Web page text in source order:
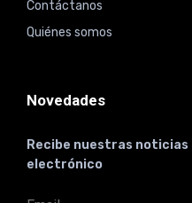
Contáctanos
Quiénes somos
Novedades
Recibe nuestras
electrónico